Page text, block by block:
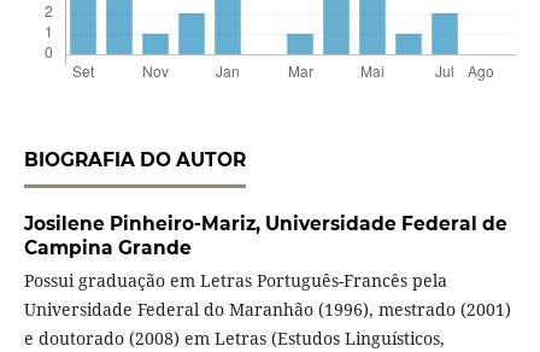
BIOGRAFIA DO AUTOR
Josilene Pinheiro-Mariz, Universidade Federal de
Campina Grande
Possui graduação em Letras Português-Francês pela
Universidade Federal do Maranhão (1996), mestrado (2001)
e doutorado (2008) em Letras (Estudos Linguísticos,